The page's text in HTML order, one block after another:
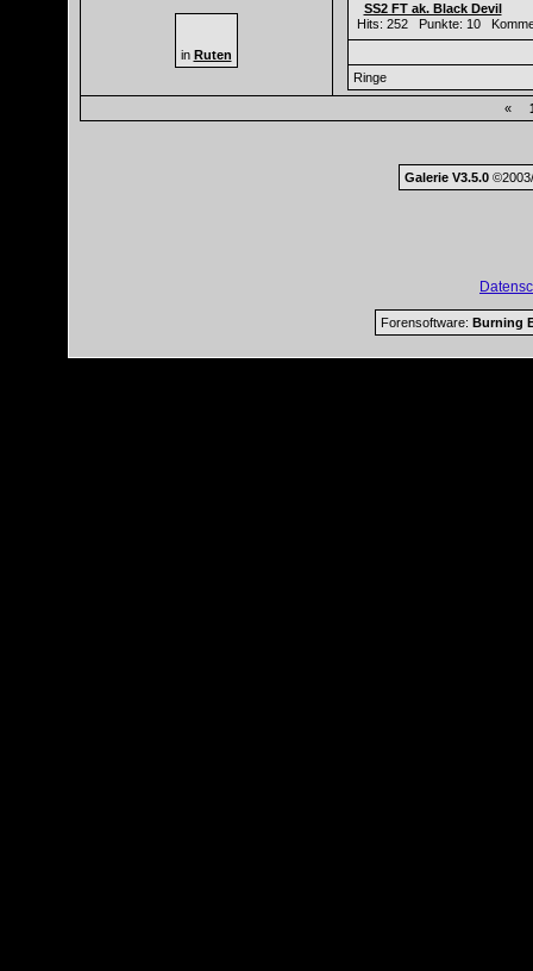
in Ruten
SS2 FT ak. Black Devil
Hits: 252 Punkte: 10
Ringe
«
Galerie V3.5.0
Forensoftware: Burning